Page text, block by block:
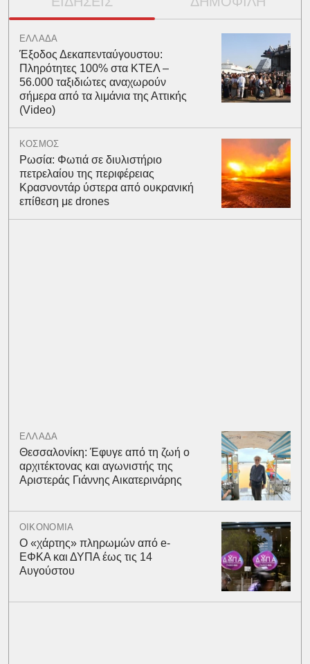
ΕΛΛΑΔΑ
Έξοδος Δεκαπενταύγουστου:
Πληρότητες 100% στα ΚΤΕΛ –
56.000 ταξιδιώτες αναχωρούν
σήμερα από τα λιμάνια της Αττικής
(Video)
ΚΟΣΜΟΣ
Ρωσία: Φωτιά σε διυλιστήριο
πετρελαίου της περιφέρειας
Κρασνοντάρ ύστερα από ουκρανική
επίθεση με drones
ΕΛΛΑΔΑ
Θεσσαλονίκη: Έφυγε από τη ζωή ο
αρχιτέκτονας και αγωνιστής της
Αριστεράς Γιάννης Αικατερινάρης
ΟΙΚΟΝΟΜΙΑ
Ο «χάρτης» πληρωμών από e-
ΕΦΚΑ και ΔΥΠΑ έως τις 14
Αυγούστου